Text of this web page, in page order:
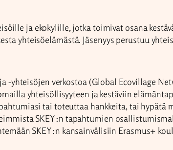
ja ekokylille, jotka toimivat osana
yhteisöelämästä. Jäsenyys perustuu
-yhteisöjen verkostoa (Global Ecovillage
yhteisöllisyyteen ja kestäviin
tai toteuttaa hankkeita, tai hypätä
SKEY:n tapahtumien
SKEY:n kansainvälisiin Erasmus+